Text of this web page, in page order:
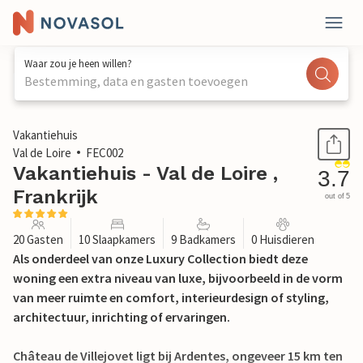
Waar zou je heen willen?
Bestemming, data en gasten toevoegen
1 / 26
Vakantiehuis
Val de Loire
FEC002
Vakantiehuis - Val de Loire ,
Frankrijk
3.7
out of 5
20 Gasten 10 Slaapkamers 9 Badkamers 0 Huisdieren
Als onderdeel van onze Luxury Collection biedt deze
woning een extra niveau van luxe, bijvoorbeeld in de vorm
van meer ruimte en comfort, interieurdesign of styling,
architectuur, inrichting of ervaringen.
Château de Villejovet ligt bij Ardentes, ongeveer 15 km ten